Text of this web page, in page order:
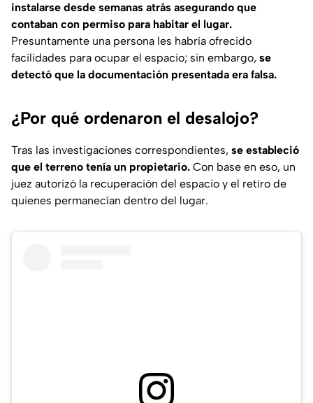
instalarse desde semanas atrás asegurando que
contaban con permiso para habitar el lugar.
Presuntamente una persona les habría ofrecido
facilidades para ocupar el espacio; sin embargo, se
detectó que la documentación presentada era falsa.
¿Por qué ordenaron el desalojo?
Tras las investigaciones correspondientes, se estableció
que el terreno tenía un propietario. Con base en eso, un
juez autorizó la recuperación del espacio y el retiro de
quienes permanecían dentro del lugar.